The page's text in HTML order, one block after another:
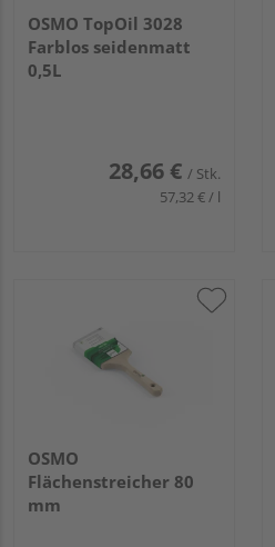
OSMO TopOil 3028
Farblos seidenmatt
0,5L
28,66 € / Stk.
57,32 € / l
OSMO
Flächenstreicher 80
mm